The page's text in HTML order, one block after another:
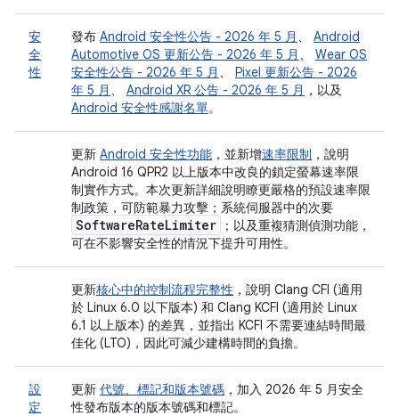
安
全
性
發布 Android 安全性公告 - 2026 年 5 月 、 Android
Automotive OS 更新公告 - 2026 年 5 月 、 Wear OS
安全性公告 - 2026 年 5 月 、 Pixel 更新公告 - 2026
年 5 月 、 Android XR 公告 - 2026 年 5 月 ，以及
Android 安全性感謝名單。
更新 Android 安全性功能 ，並新增速率限制 ，說明
Android 16 QPR2 以上版本中改良的鎖定螢幕速率限
制實作方式。本次更新詳細說明瞭更嚴格的預設速率限
制政策，可防範暴力攻擊；系統伺服器中的次要
SoftwareRateLimiter
；以及重複猜測偵測功能，
可在不影響安全性的情況下提升可用性。
更新核心中的控制流程完整性 ，說明 Clang CFI (適用
於 Linux 6.0 以下版本) 和 Clang KCFI (適用於 Linux
6.1 以上版本) 的差異，並指出 KCFI 不需要連結時間最
佳化 (LTO)，因此可減少建構時間的負擔。
設
定
更新 代號、標記和版本號碼 ，加入 2026 年 5 月安全
性發布版本的版本號碼和標記。